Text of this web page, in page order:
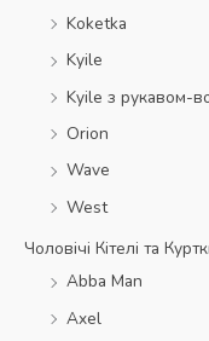
Koketka
Kyile
Kyile з рукавом-
Orion
Wave
West
Чоловічі Кітелі та
Abba Man
Axel